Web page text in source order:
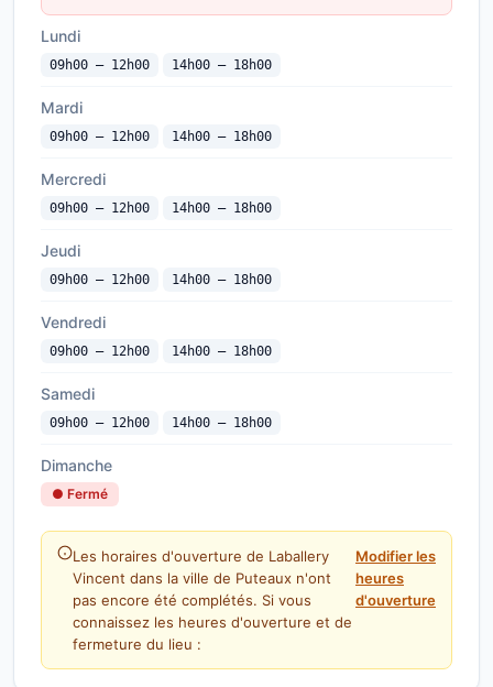
Lundi
09h00 — 12h00 14h00 — 18h00
Mardi
09h00 — 12h00 14h00 — 18h00
Mercredi
09h00 — 12h00 14h00 — 18h00
Jeudi
09h00 — 12h00 14h00 — 18h00
Vendredi
09h00 — 12h00 14h00 — 18h00
Samedi
09h00 — 12h00 14h00 — 18h00
Dimanche
● Fermé
Les horaires d'ouverture de Laballery
Vincent dans la ville de Puteaux n'ont
pas encore été complétés. Si vous
connaissez les heures d'ouverture et de
fermeture du lieu :
Modifier les
heures
d'ouverture